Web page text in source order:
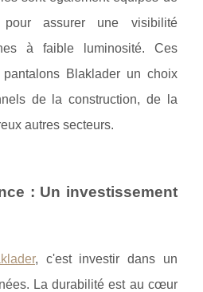
pour assurer une visibilité
à faible luminosité. Ces
Blaklader un choix
de la construction, de la
autres secteurs.
: Un investissement
, c'est investir dans un
La durabilité est au cœur